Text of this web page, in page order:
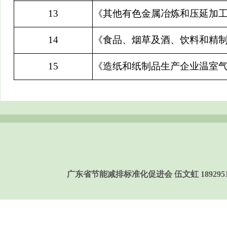
13 《其他有色金属冶炼和压延加
14 《食品、烟草及酒、饮料和精
15 《造纸和纸制品生产企业温室
广东省节能减排标准化促进会 伍文虹